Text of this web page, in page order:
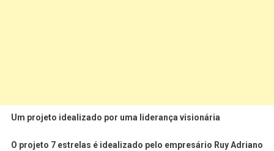
Um projeto idealizado por uma liderança visionária
O projeto 7 estrelas é idealizado pelo empresário Ruy Adriano